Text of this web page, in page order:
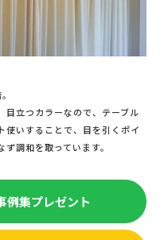
目立つカラーなので、テーブル
使いすることで、目を引くポイ
調和を取っています。
例集プレゼント